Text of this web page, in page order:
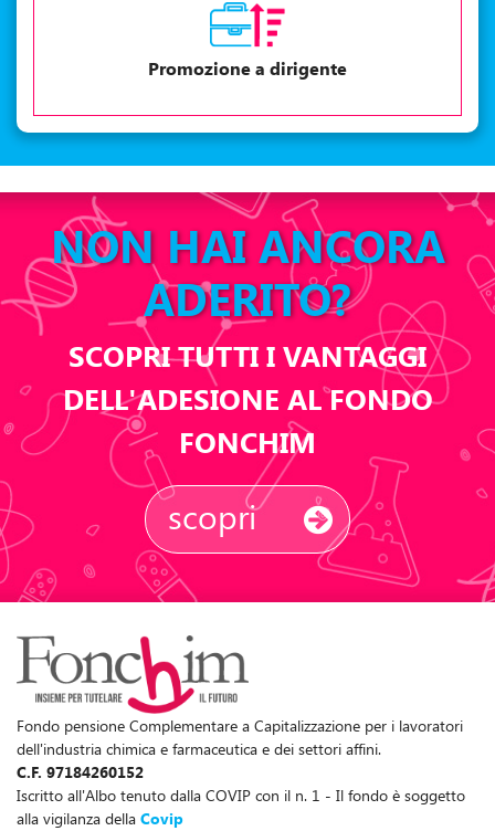
Promozione a dirigente
NON HAI ANCORA
ADERITO?
SCOPRI TUTTI I VANTAGGI
DELL'ADESIONE AL FONDO
FONCHIM
scopri
Fondo pensione Complementare a Capitalizzazione per i lavoratori
dell'industria chimica e farmaceutica e dei settori affini.
C.F. 97184260152
Iscritto all'Albo tenuto dalla COVIP con il n. 1 - Il fondo è soggetto
alla vigilanza della Covip